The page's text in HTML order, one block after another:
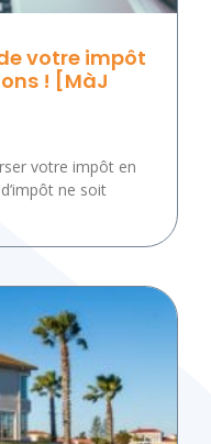
votre impôt
! [MàJ
votre impôt en
ne soit